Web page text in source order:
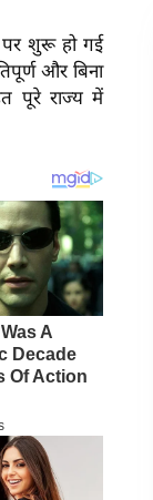
पर शुरू हो गई
और बिना
पूरे राज्य में